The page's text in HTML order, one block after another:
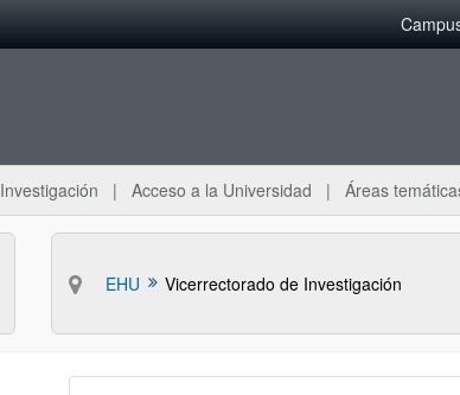
Investigación Acceso a la Universidad Áreas
EHU Vicerrectorado de Investigación